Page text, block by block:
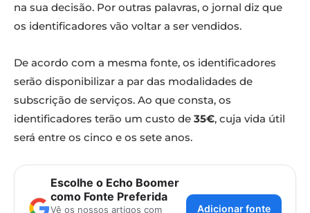
na sua decisão. Por outras palavras, o jornal diz que
os identificadores vão voltar a ser vendidos.
De acordo com a mesma fonte, os identificadores
serão disponibilizar a par das modalidades de
subscrição de serviços. Ao que consta, os
identificadores terão um custo de 35€, cuja vida útil
será entre os cinco e os sete anos.
Escolhe o Echo Boomer
como Fonte Preferida
Vê os nossos artigos com
Adicionar fonte